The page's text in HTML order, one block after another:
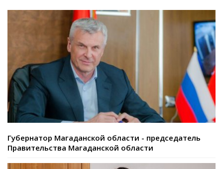
Губернатор Магаданской области - председатель
Правительства Магаданской области